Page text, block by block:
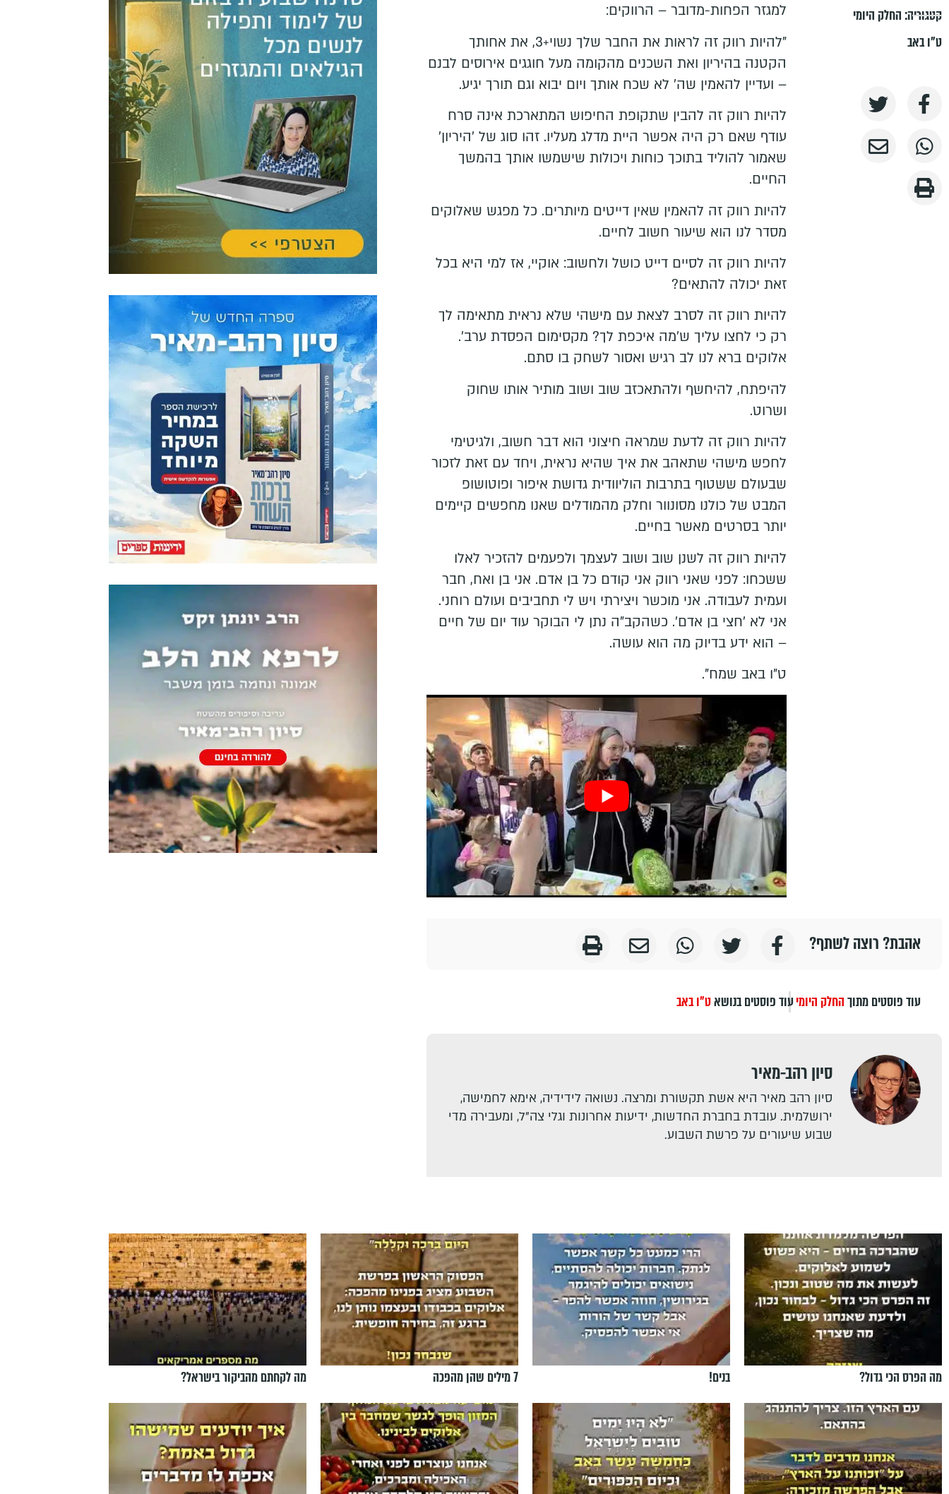
קטגוריה:החלק היומי
ט"ו באב
למגזר הפחות-מדובר – הרווקים:
"להיות רווק זה לראות את החבר שלך נשוי+3, את אחותך
הקטנה בהיריון ואת השכנים מהקומה מעל חוגגים אירוסים לבנם
– ועדיין להאמין שה' לא שכח אותך ויום יבוא וגם תורך יגיע.
להיות רווק זה להבין שתקופת החיפוש המתארכת אינה סרח
עודף שאם רק היה אפשר היית מדלג מעליו. זהו סוג של 'היריון'
שאמור להוליד בתוכך כוחות ויכולות שישמשו אותך בהמשך
החיים.
להיות רווק זה להאמין שאין דייטים מיותרים. כל מפגש שאלוקים
מסדר לנו הוא שיעור חשוב לחיים.
להיות רווק זה לסיים דייט כושל ולחשוב: אוקיי, אז למי היא בכל
זאת יכולה להתאים?
להיות רווק זה לסרב לצאת עם מישהי שלא נראית מתאימה לך
רק כי לחצו עליך ש'מה איכפת לך? מקסימום הפסדת ערב'.
אלוקים ברא לנו לב רגיש ואסור לשחק בו סתם.
להיפתח, להיחשף ולהתאכזב שוב ושוב מותיר אותו שחוק
ושרוט.
להיות רווק זה לדעת שמראה חיצוני הוא דבר חשוב, ולגיטימי
לחפש מישהי שתאהב את איך שהיא נראית, ויחד עם זאת לזכור
שבעולם ששטוף בתרבות הוליוודית גדושת איפור ופוטושופ
המבט של כולנו מסונוור וחלק מהמודלים שאנו מחפשים קיימים
יותר בסרטים מאשר בחיים.
להיות רווק זה לשנן שוב ושוב לעצמך ולפעמים להזכיר לאלו
ששכחו: לפני שאני רווק אני קודם כל בן אדם. אני בן ואח, חבר
ועמית לעבודה. אני מוכשר ויצירתי ויש לי תחביבים ועולם רוחני.
אני לא 'חצי בן אדם'. כשהקב"ה נתן לי הבוקר עוד יום של חיים
– הוא ידע בדיוק מה הוא עושה.
ט"ו באב שמח".
אהבת? רוצה לשתף?
עוד פוסטים מתוךהחלק היומיעוד פוסטים בנושאט"ו באב
סיון רהב-מאיר
סיון רהב מאיר היא אשת תקשורת ומרצה. נשואה לידידיה, אימא לחמישה,
ירושלמית. עובדת בחברת החדשות, ידיעות אחרונות וגלי צה"ל, ומעבירה מדי
שבוע שיעורים על פרשת השבוע.
מה הפרס הכי גדול? בנים! 7 מילים שהן מהפכה מה לקחתם מהביקור בישראל?